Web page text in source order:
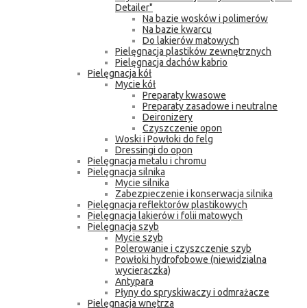
Detailer"
Na bazie wosków i polimerów
Na bazie kwarcu
Do lakierów matowych
Pielęgnacja plastików zewnętrznych
Pielęgnacja dachów kabrio
Pielęgnacja kół
Mycie kół
Preparaty kwasowe
Preparaty zasadowe i neutralne
Deironizery
Czyszczenie opon
Woski i Powłoki do felg
Dressingi do opon
Pielęgnacja metalu i chromu
Pielęgnacja silnika
Mycie silnika
Zabezpieczenie i konserwacja silnika
Pielęgnacja reflektorów plastikowych
Pielęgnacja lakierów i folii matowych
Pielęgnacja szyb
Mycie szyb
Polerowanie i czyszczenie szyb
Powłoki hydrofobowe (niewidzialna
wycieraczka)
Antypara
Płyny do spryskiwaczy i odmrażacze
Pielęgnacja wnętrza